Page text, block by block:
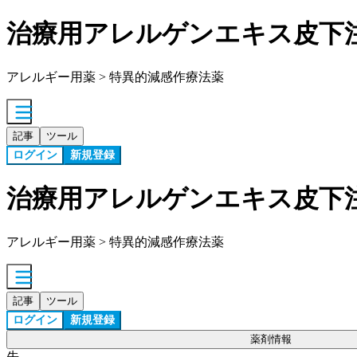
治療用アレルゲンエキス皮
アレルギー用薬 > 特異的減感作療法薬
記事 ツール
ログイン 新規登録
治療用アレルゲンエキス皮
アレルギー用薬 > 特異的減感作療法薬
記事 ツール
ログイン 新規登録
薬剤情報